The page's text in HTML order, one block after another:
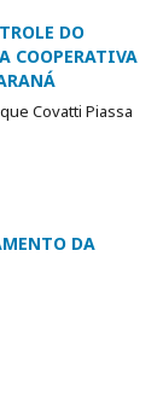
DO
COOPERATIVA
Covatti Piassa
DA